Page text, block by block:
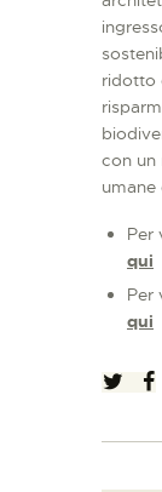
ridotto
con un
Per
qui
Per
qui